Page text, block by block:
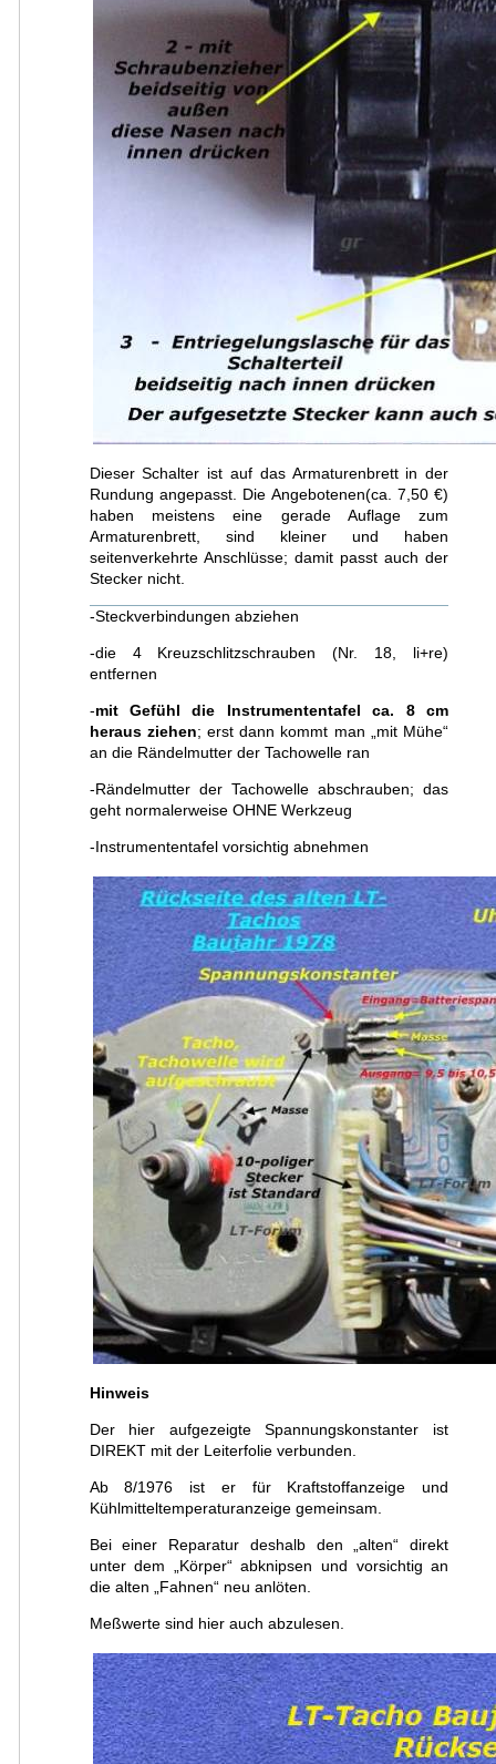
Dieser Schalter ist auf das Armaturenbrett in der
Rundung angepasst. Die Angebotenen(ca. 7,50 €)
haben meistens eine gerade Auflage zum
Armaturenbrett, sind kleiner und haben
seitenverkehrte Anschlüsse; damit passt auch der
Stecker nicht.
-Steckverbindungen abziehen
-die 4 Kreuzschlitzschrauben (Nr. 18, li+re)
entfernen
-mit Gefühl die Instrumententafel ca. 8 cm
heraus ziehen; erst dann kommt man „mit Mühe“
an die Rändelmutter der Tachowelle ran
-Rändelmutter der Tachowelle abschrauben; das
geht normalerweise OHNE Werkzeug
-Instrumententafel vorsichtig abnehmen
Hinweis
Der hier aufgezeigte Spannungskonstanter ist
DIREKT mit der Leiterfolie verbunden.
Ab 8/1976 ist er für Kraftstoffanzeige und
Kühlmitteltemperaturanzeige gemeinsam.
Bei einer Reparatur deshalb den „alten“ direkt
unter dem „Körper“ abknipsen und vorsichtig an
die alten „Fahnen“ neu anlöten.
Meßwerte sind hier auch abzulesen.